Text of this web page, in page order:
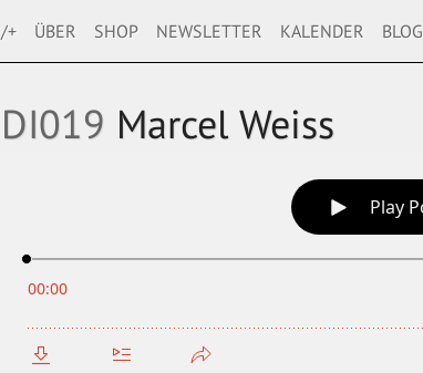
/+ ÜBER SHOP NEWSLETTER KALENDER BLOG
DI019 Marcel Weiss